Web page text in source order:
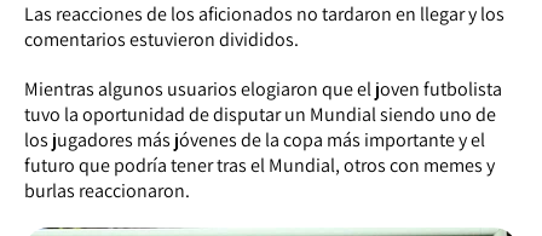
Las reacciones de los aficionados no tardaron en llegar y los
comentarios estuvieron divididos.
Mientras algunos usuarios elogiaron que el joven futbolista
tuvo la oportunidad de disputar un Mundial siendo uno de
los jugadores más jóvenes de la copa más importante y el
futuro que podría tener tras el Mundial, otros con memes y
burlas reaccionaron.